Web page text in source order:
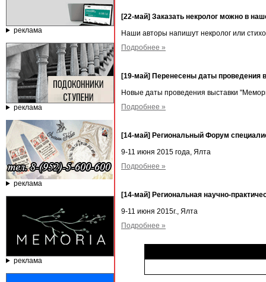
реклама
реклама
реклама
реклама
[22-май] Заказать некролог можно в
Наши авторы напишут некролог или
Подробнее »
[19-май] Перенесены даты проведения
Новые даты проведения выставки
Подробнее »
[14-май] Региональный Форум
9-11 июня 2015 года, Ялта
Подробнее »
[14-май] Региональная научно-
9-11 июня 2015г., Ялта
Подробнее »